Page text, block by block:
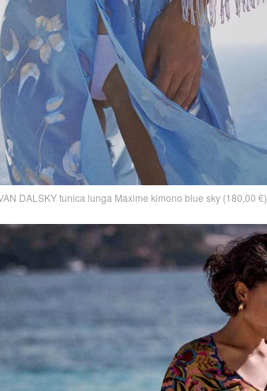
DALSKY tunica lunga Maxime kimono blue sky (180,00 €)